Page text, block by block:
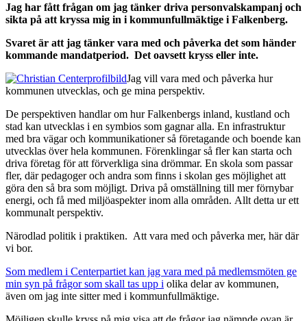
Jag har fått frågan om jag tänker driva personvalskampanj och
sikta på att kryssa mig in i kommunfullmäktige i Falkenberg.
Svaret är att jag tänker vara med och påverka det som händer
kommande mandatperiod. Det oavsett kryss eller inte.
Jag vill vara med och påverka hur
kommunen utvecklas, och ge mina perspektiv.
De perspektiven handlar om hur Falkenbergs inland, kustland och
stad kan utvecklas i en symbios som gagnar alla. En infrastruktur
med bra vägar och kommunikationer så företagande och boende kan
utvecklas över hela kommunen. Förenklingar så fler kan starta och
driva företag för att förverkliga sina drömmar. En skola som passar
fler, där pedagoger och andra som finns i skolan ges möjlighet att
göra den så bra som möjligt. Driva på omställning till mer förnybar
energi, och få med miljöaspekter inom alla områden. Allt detta ur ett
kommunalt perspektiv.
Närodlad politik i praktiken. Att vara med och påverka mer, här där
vi bor.
Som medlem i Centerpartiet kan jag vara med på medlemsmöten ge
min syn på frågor som skall tas upp i olika delar av kommunen,
även om jag inte sitter med i kommunfullmäktige.